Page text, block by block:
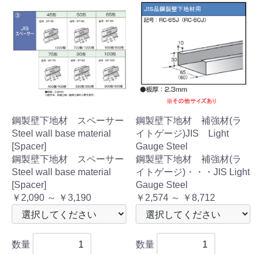
鋼製壁下地材 スペーサー
Steel wall base material
[Spacer]
鋼製壁下地材 スペーサー
Steel wall base material
[Spacer]
￥2,090 ～ ￥3,190
数量
鋼製壁下地材 補強材(ラ
イトゲージ)JIS Light
Gauge Steel
鋼製壁下地材 補強材(ラ
イトゲージ)・・・JIS Light
Gauge Steel
￥2,574 ～ ￥8,712
数量